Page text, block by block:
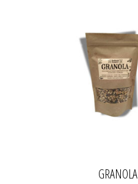
GRANOLA